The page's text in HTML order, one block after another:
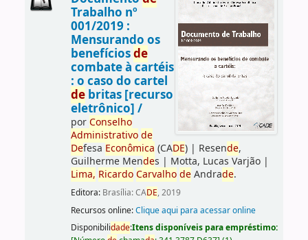
Trabalho nº
001/2019 :
Mensurando os
benefíciosde
combate à cartéis
: o caso do cartel
debritas [recurso
eletrônico] /
porConselho
Administrativo de
Defesa Econômica (CADE)| Resende,
Guilherme Mendes | Motta, Lucas Varjão|
Lima, Ricardo Carvalho deAndrade.
Editora: Brasília: CADE, 2019
Recursos online:Clique aqui para acessar online
Disponibilidade:Itens disponíveis para empréstimo: